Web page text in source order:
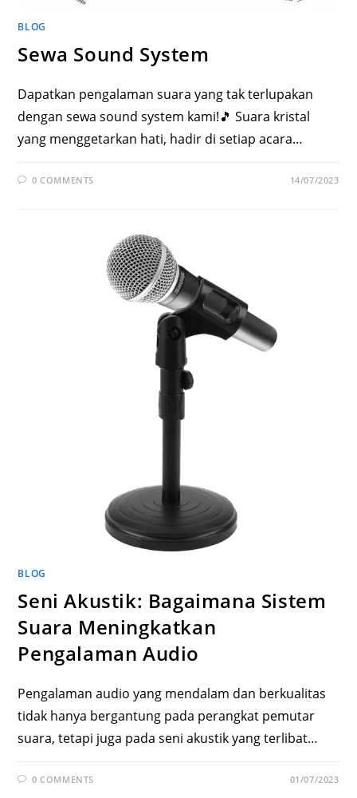
BLOG
Sewa Sound System
Dapatkan pengalaman suara yang tak terlupakan
dengan sewa sound system kami!🎵 Suara kristal
yang menggetarkan hati, hadir di setiap acara…
0 COMMENTS 14/07/2023
BLOG
Seni Akustik: Bagaimana Sistem
Suara Meningkatkan
Pengalaman Audio
Pengalaman audio yang mendalam dan berkualitas
tidak hanya bergantung pada perangkat pemutar
suara, tetapi juga pada seni akustik yang terlibat…
0 COMMENTS 01/07/2023